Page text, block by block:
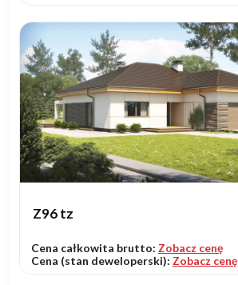
Z96 tz
Cena całkowita brutto: Zobacz cenę
Cena (stan deweloperski): Zobacz cenę